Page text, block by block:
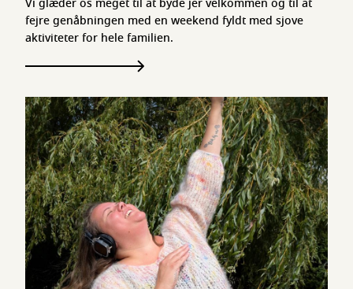
Vi glæder os meget til at byde jer velkommen og til at
fejre genåbningen med en weekend fyldt med sjove
aktiviteter for hele familien.